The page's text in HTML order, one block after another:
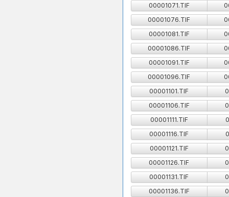
00001071.TIF
00001076.TIF
00001081.TIF
00001086.TIF
00001091.TIF
00001096.TIF
00001101.TIF
00001106.TIF
00001111.TIF
00001116.TIF
00001121.TIF
00001126.TIF
00001131.TIF
00001136.TIF